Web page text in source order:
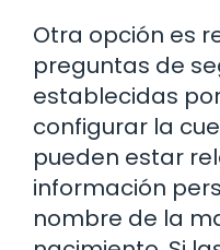
Otra opción es
preguntas de
establecidas
configurar la
pueden estar
información
nombre de la